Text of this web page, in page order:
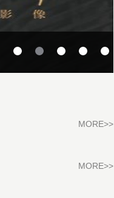
MORE>>
MORE>>